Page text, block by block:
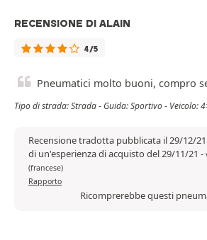
RECENSIONE DI ALAIN
4/5
Pneumatici molto buoni, compro
Tipo di strada: Strada - Guida: Sportivo - Veicolo:
Recensione tradotta pubblicata il 29/12/
di un'esperienza di acquisto del 29/11/21 -
(francese)
Rapporto
Ricomprerebbe questi